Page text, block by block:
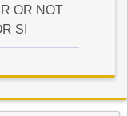
OR NOT
SI